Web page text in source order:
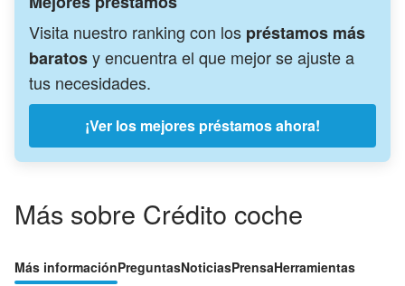
Visita nuestro ranking con los préstamos más
baratosy encuentra el que mejor se ajuste a
tus necesidades.
¡Ver los mejores préstamos ahora!
Más sobre Crédito coche
Más informaciónPreguntasNoticiasPrensaHerramientas